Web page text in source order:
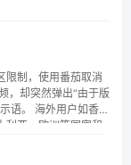
限制，使用番茄取消
户如香
利亚、欧洲等国家和
题的